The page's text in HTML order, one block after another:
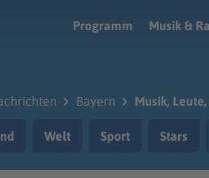
Programm
Musik &
Bayern Musik,
Welt Sport Stars